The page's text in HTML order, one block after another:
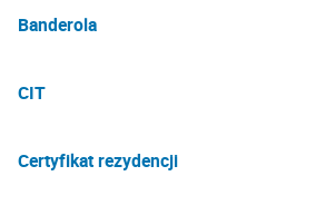
Banderola
CIT
Certyfikat rezydencji